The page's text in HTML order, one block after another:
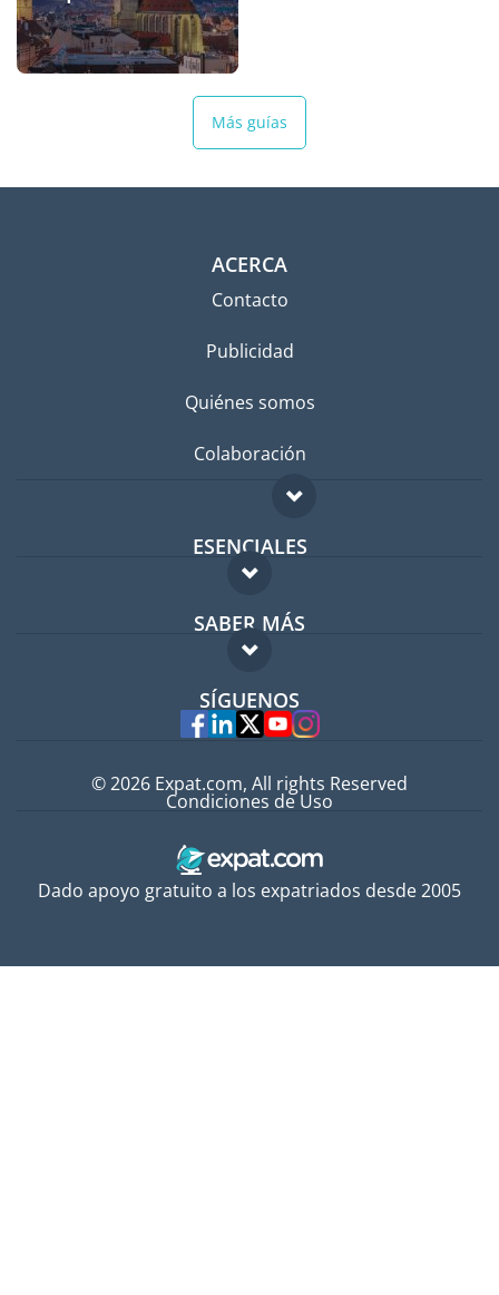
Más guías
ACERCA
Contacto
Publicidad
Quiénes somos
Colaboración
ESENCIALES
Foro para expatriados
Guía para expatriados
Trabajos en el extranjero
SABER MÁS
FAQ
Expertos
SÍGUENOS
Dado apoyo gratuito a los expatriados desde 2005
© 2026 Expat.com, All rights Reserved
Condiciones de Uso